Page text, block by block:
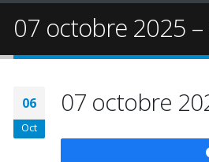
07 octobre 2025
06
Oct
07 octobre